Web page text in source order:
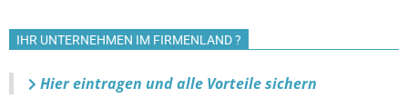
IHR UNTERNEHMEN IM FIRMENLAND ?
Hier eintragen und alle Vorteile sichern